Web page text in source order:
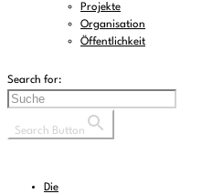
Projekte
Organisation
Öffentlichkeit
Search for:
Search Button
Die